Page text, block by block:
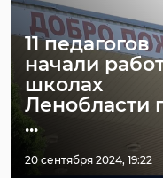
11 педагогов
начали
школах
Ленобласти
...
20 сентября 2024, 19:22